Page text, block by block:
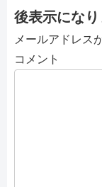
後表示になり
メールアドレス
コメント